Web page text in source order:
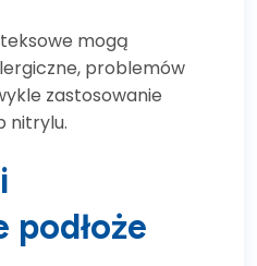
mogą
problemów
zastosowanie
nitrylu.